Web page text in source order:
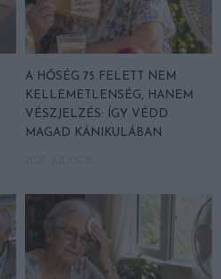
A HŐSÉG 75 FELETT NEM
KELLEMETLENSÉG, HANEM
VÉSZJELZÉS: ÍGY VÉDD
MAGAD KÁNIKULÁBAN